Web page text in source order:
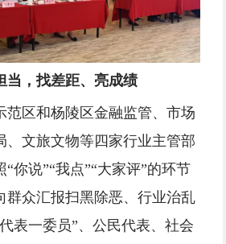
当，找差距、亮成绩
范区和杨陵区金融监管、市场
、文旅文物等四家行业主管部
你说”“我点”“大家评”的环节
群众汇报扫黑除恶、行业治乱
表一委员”、公民代表、社会